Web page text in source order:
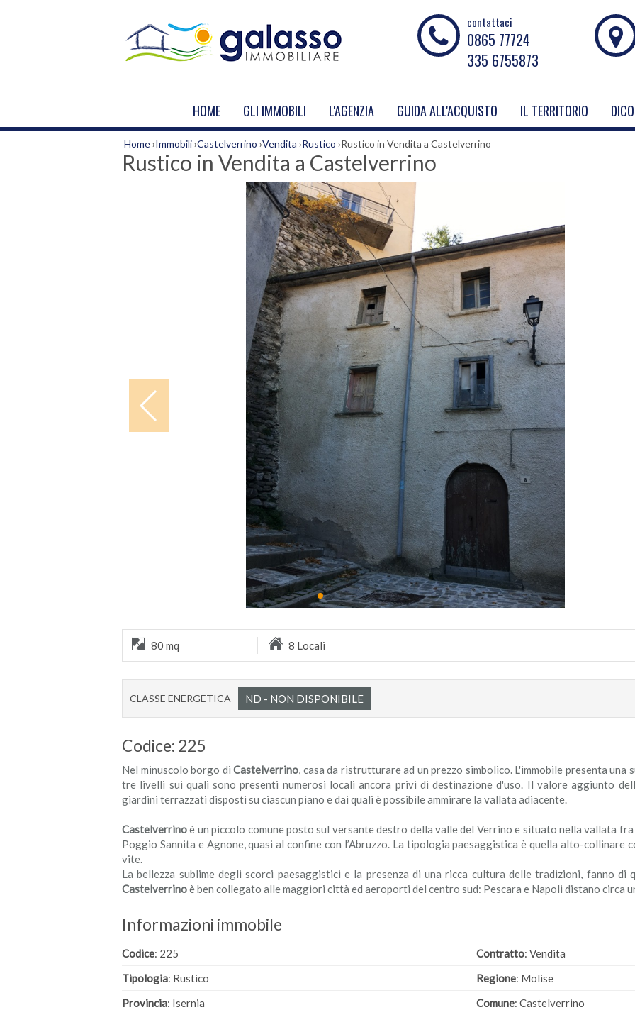
contattaci
0865 77724
335 6755873
HOME GLI IMMOBILI L'AGENZIA GUIDA ALL'ACQUISTO IL TERRITORIO
Home›Immobili›Castelverrino ›Vendita ›Rustico ›Rustico in Vendita a Castelverrino
Rustico in Vendita a Castelverrino
80 mq 8 Locali
CLASSE ENERGETICA ND - NON DISPONIBILE
Codice: 225
Nel minuscolo borgo di Castelverrino, casa da ristrutturare ad un prezzo simbolico. L'immobile presenta
tre livelli sui quali sono presenti numerosi locali ancora privi di destinazione d'uso. Il valore aggiunto
giardini terrazzati disposti su ciascun piano e dai quali è possibile ammirare la vallata adiacente.
Castelverrinoè un piccolo comune posto sul versante destro della valle del Verrino e situato nella vallata
Poggio Sannita e Agnone, quasi al confine con l’Abruzzo. La tipologia paesaggistica è quella alto-
vite.
La bellezza sublime degli scorci paesaggistici e la presenza di una ricca cultura delle tradizioni, fanno di
Castelverrinoè ben collegato alle maggiori città ed aeroporti del centro sud: Pescara e Napoli distano circa
Informazioni immobile
Codice: 225 Contratto: Vendita
Tipologia: Rustico Regione: Molise
Provincia: Isernia Comune: Castelverrino